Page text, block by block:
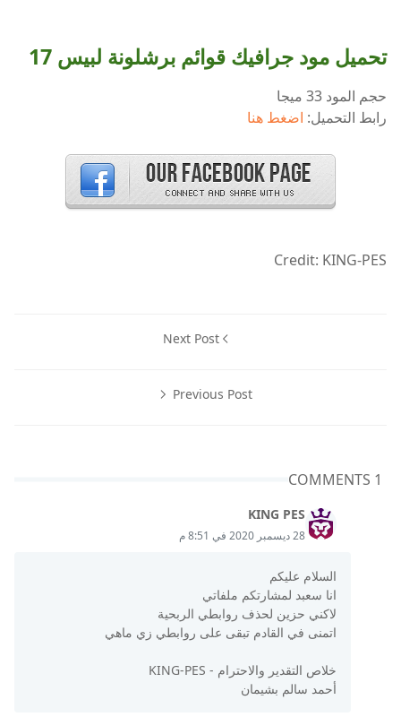
تحميل مود جرافيك قوائم برشلونة لبيس 17
حجم المود 33 ميجا
رابط التحميل: اضغط هنا
Credit: KING-PES
Next Post
Previous Post
1 COMMENTS
KING PES
28 ديسمبر 2020 في 8:51 م
السلام عليكم
انا سعبد لمشارتكم ملفاتي
لاكني حزين لحذف روابطي الربحية
اتمنى في القادم تبقى على روابطي زي ماهي
خلاص التقدير والاحترام - KING-PES
أحمد سالم بشيمان